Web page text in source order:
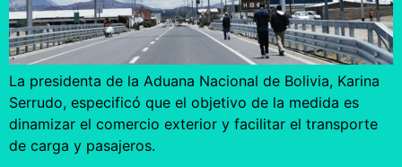
La presidenta de la Aduana Nacional de Bolivia, Karina
Serrudo, especificó que el objetivo de la medida es
dinamizar el comercio exterior y facilitar el transporte
de carga y pasajeros.